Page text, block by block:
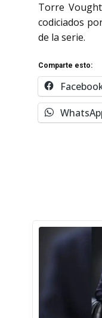
Torre
codiciados
de la serie.
Comparte esto: